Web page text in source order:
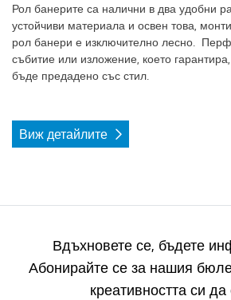
Рол банерите са налични в два удобни
устойчиви материала и освен това,
рол банери е изключително лесно.
събитие или изложение, което
бъде предадено със стил.
Виж детайлите
Вдъхновете се, бъдете
Абонирайте се за нашия
креативността си да